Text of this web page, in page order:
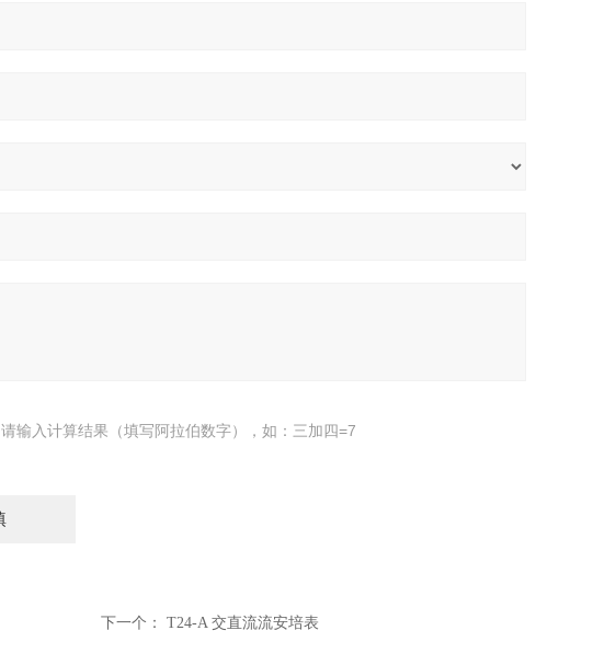
请输入计算结果（填写阿拉伯数字），如：三加四=7
下一个： T24-A 交直流流安培表